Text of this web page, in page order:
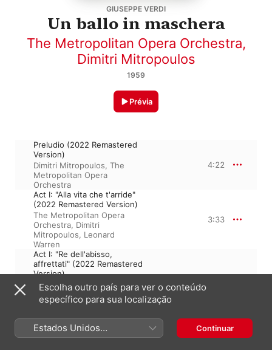
GIUSEPPE VERDI
Un ballo in maschera
The Metropolitan Opera Orchestra,
Dimitri Mitropoulos
1959
Prévia
Preludio (2022 Remastered
Version)
Dimitri Mitropoulos, The
Metropolitan Opera
Orchestra
4:22
Act I: "Alla vita che t'arride"
(2022 Remastered Version)
The Metropolitan Opera
Orchestra, Dimitri
Mitropoulos, Leonard
Warren
3:33
Act I: "Re dell'abisso,
affrettati" (2022 Remastered
Version)
The Metropolitan Opera
Orchestra,
Mitropoulos, Marian
Act II: "Ecco l'orrido
campo..Ma dall'arido stelo
Escolha outro país para ver o conteúdo
específico para sua localização
Estados Unidos
(Português Brasil)
Continuar